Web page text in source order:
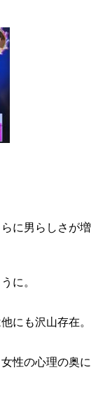
に男らしさが増
に。
にも沢山存在。
性の心理の奥に